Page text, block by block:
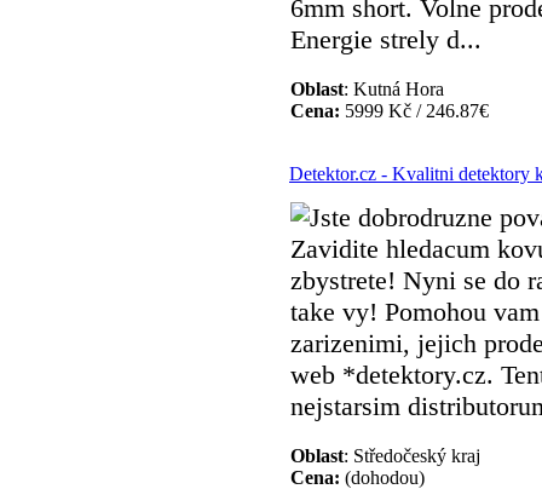
6mm short. Volne
Energie strely d...
Oblast: Kutná Hora
Cena: 5999 Kč / 246.87€
Detektor.cz - Kvalitni detektory
Jste dobrodruzne
Zavidite hledacum
zbystrete! Nyni se do
take vy! Pomohou
zarizenimi, jejich
web *detektory.cz.
nejstarsim
Oblast: Středočeský kraj
Cena: (dohodou)